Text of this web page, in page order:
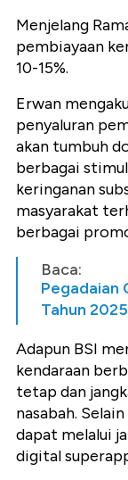
Menjelang
pembiayaan
10-15%.
Erwan
penyaluran
akan tumbuh
berbagai
keringanan
masyarakat
berbagai
Baca:
Pegadaian
Tahun
Adapun BSI
kendaraan
tetap dan
nasabah.
dapat melalui
digital